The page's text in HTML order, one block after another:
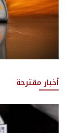
أخبار مقترحة